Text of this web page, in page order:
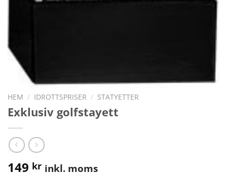
HEM / IDROTTSPRISER / STATYETTER
Exklusiv golfstayett
149 kr inkl. moms